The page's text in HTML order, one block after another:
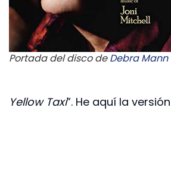
Portada del disco deDebra Mann
Yellow Taxi”. He aquí la